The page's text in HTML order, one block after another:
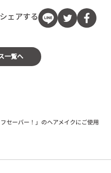
シェアする
一覧へ
セーバー！」のヘアメイクにご使用